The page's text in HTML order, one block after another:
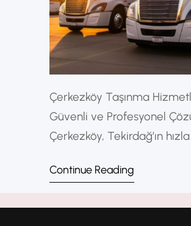
Çerkezköy Taşınma
Güvenli ve Profesyonel
Çerkezköy, Tekirdağ’ın
hizmetlerine yüksek talep
Continue Reading